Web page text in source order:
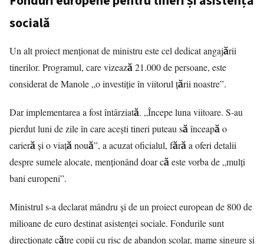
socială
Un alt proiect menționat de ministru este cel dedicat angajării
tinerilor. Programul, care vizează 21.000 de persoane, este
considerat de Manole „o investiție în viitorul țării noastre”.
Dar implementarea a fost întârziată. „Începe luna viitoare. S-au
pierdut luni de zile în care acești tineri puteau să înceapă o
carieră și o viață nouă”, a acuzat oficialul, fără a oferi detalii
despre sumele alocate, menționând doar că este vorba de „mulți
bani europeni”.
Ministrul s-a declarat mândru și de un proiect european de 800 de
milioane de euro destinat asistenței sociale. Fondurile sunt
direcționate către copii cu risc de abandon școlar, mame singure și